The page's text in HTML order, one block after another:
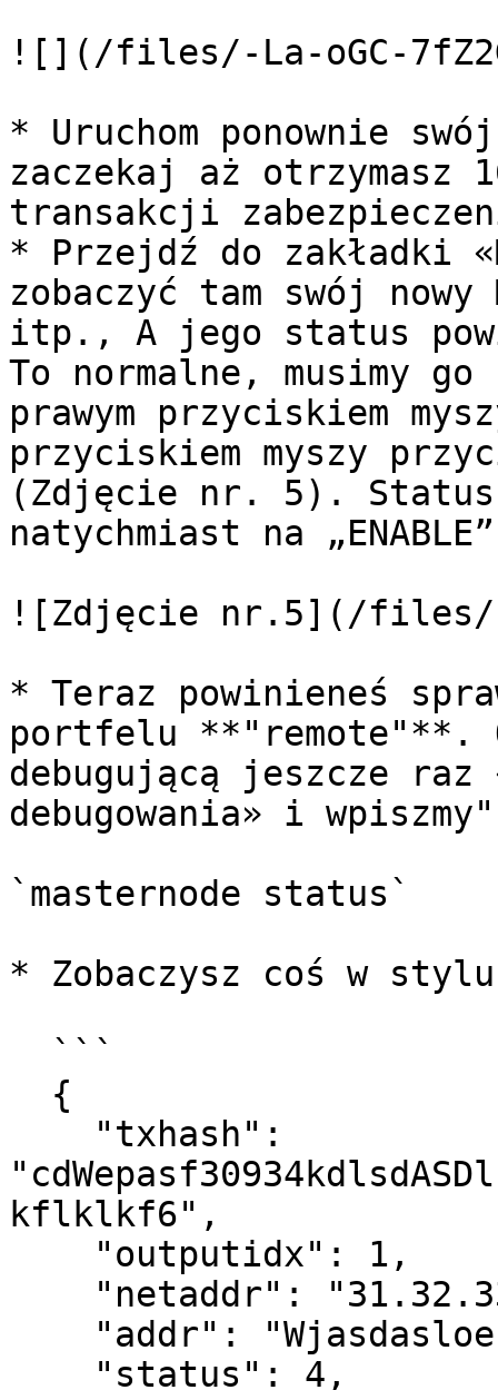
![](/files/-La-oGC-
* Uruchom ponownie
zaczekaj aż otrzymasz
transakcji
* Przejdź do zakładki
zobaczyć tam swój
itp., A jego status
To normalne, musimy
prawym przyciskiem
przyciskiem myszy
(Zdjęcie nr. 5). Status
natychmiast na
![Zdjęcie nr.5](/files/-
* Teraz powinieneś
portfelu **"remote"**.
debugującą jeszcze raz
debugowania» i wpiszmy"
`masternode status`
* Zobaczysz coś w
kflklkf6",